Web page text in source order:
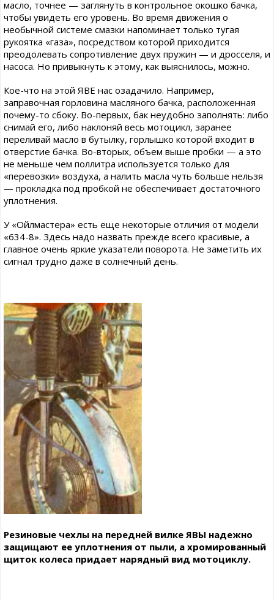
масло, точнее — заглянуть в контрольное окошко бачка,
чтобы увидеть его уровень. Во время движения о
необычной системе смазки напоминает только тугая
рукоятка «газа», посредством которой приходится
преодолевать сопротивление двух пружин — и дросселя, и
насоса. Но привыкнуть к этому, как выяснилось, можно.
Кое-что на этой ЯВЕ нас озадачило. Например,
заправочная горловина масляного бачка, расположенная
почему-то сбоку. Во-первых, бак неудобно заполнять: либо
снимай его, либо наклоняй весь мотоцикл, заранее
переливай масло в бутылку, горлышко которой входит в
отверстие бачка. Во-вторых, объем выше пробки — а это
не меньше чем поллитра используется только для
«перевозки» воздуха, а налить масла чуть больше нельзя
— прокладка под пробкой не обеспечивает достаточного
уплотнения.
У «Ойлмастера» есть еще некоторые отличия от модели
«634-8». Здесь надо назвать прежде всего красивые, а
главное очень яркие указатели поворота. Не заметить их
сигнал трудно даже в солнечный день.
Резиновые чехлы на передней вилке ЯВЫ надежно
защищают ее уплотнения от пыли, а хромированный
щиток колеса придает нарядный вид мотоциклу.